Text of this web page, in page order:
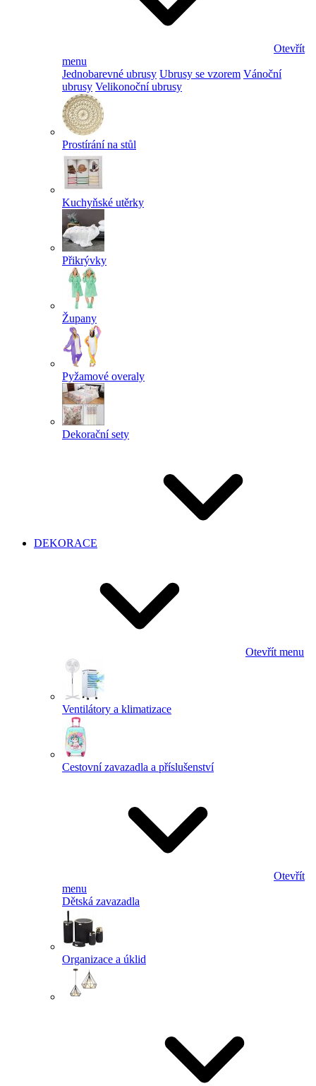
Otevřít
menu
Jednobarevné ubrusy Ubrusy se vzorem Vánoční
ubrusy Velikonoční ubrusy
Prostírání na stůl
Kuchyňské utěrky
Přikrývky
Župany
Pyžamové overaly
Dekorační sety
DEKORACE
Otevřít menu
Ventilátory a klimatizace
Cestovní zavazadla a příslušenství
Otevřít
menu
Dětská zavazadla
Organizace a úklid